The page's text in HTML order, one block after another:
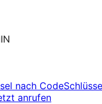
nach Code
anrufen